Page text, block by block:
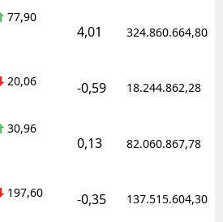
77,90
4,01 324.860.664,80
20,06 -0,59 18.244.862,28
30,96
0,13 82.060.867,78
197,60 -0,35 137.515.604,30